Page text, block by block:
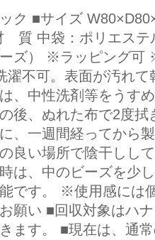
ク ■サイズ
質 中袋：ポリエステ
ーズ） ※ラッピング
濯不可。表面が汚れ
、中性洗剤等をうす
後、ぬれた布で2度
、一週間経ってから
良い場所で陰干しし
は、中のビーズを少
です。 ※使用感には
願い ■回収対象はハ
ます。 ■現在は、通